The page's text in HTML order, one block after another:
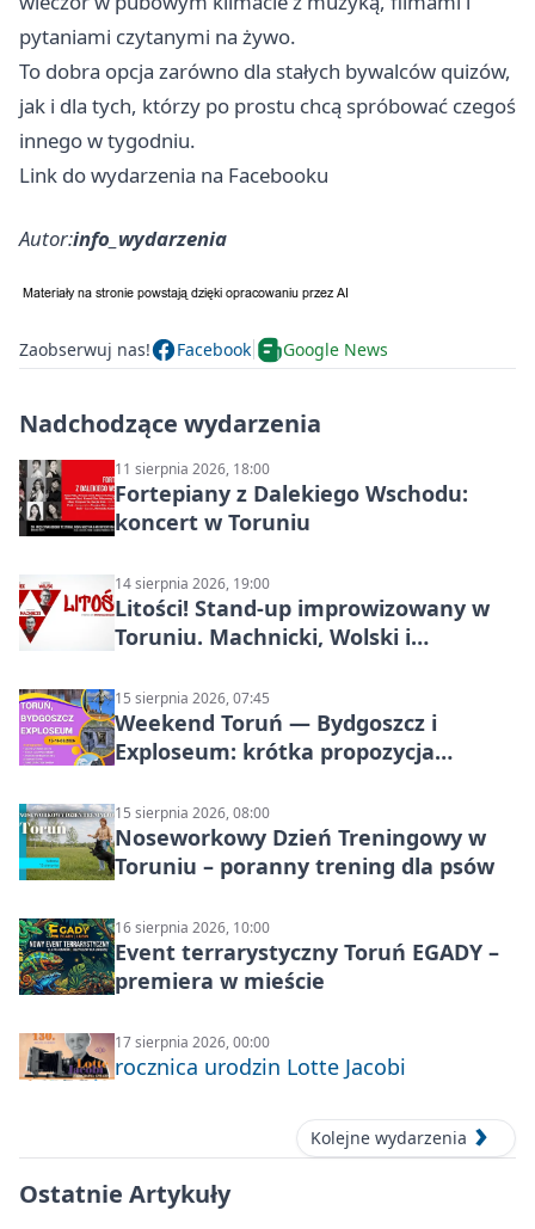
pytaniami czytanymi na żywo.
To dobra opcja zarówno dla stałych bywalców quizów,
jak i dla tych, którzy po prostu chcą spróbować czegoś
innego w tygodniu.
Link do wydarzenia na Facebooku
Autor:info_wydarzenia
Zaobserwuj nas! Facebook Google News
Nadchodzące wydarzenia
11 sierpnia 2026, 18:00
Fortepiany z Dalekiego Wschodu:
koncert w Toruniu
14 sierpnia 2026, 19:00
Litości! Stand-up improwizowany w
Toruniu. Machnicki, Wolski i
15 sierpnia 2026, 07:45
Weekend Toruń — Bydgoszcz i
Exploseum: krótka propozycja
15 sierpnia 2026, 08:00
Noseworkowy Dzień Treningowy w
Toruniu – poranny trening dla psów
16 sierpnia 2026, 10:00
Event terrarystyczny Toruń EGADY –
premiera w mieście
17 sierpnia 2026, 00:00
rocznica urodzin Lotte Jacobi
Kolejne wydarzenia
Ostatnie Artykuły